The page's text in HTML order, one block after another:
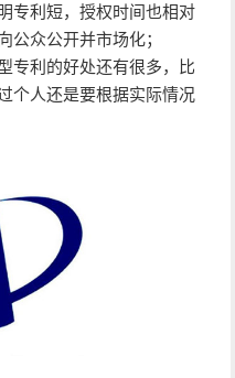
专利短，授权时间也相对
公众公开并市场化；
专利的好处还有很多，比
个人还是要根据实际情况